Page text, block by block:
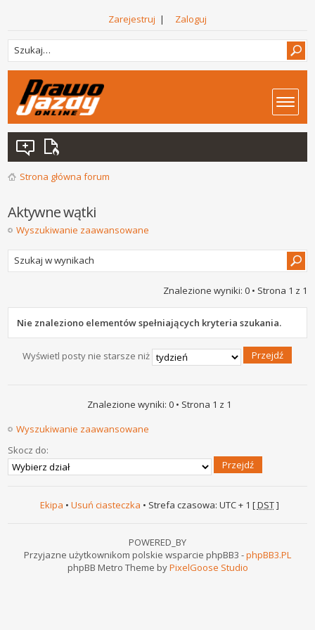
Zarejestruj | Zaloguj
Strona główna forum
Aktywne wątki
Wyszukiwanie zaawansowane
Znalezione wyniki: 0 • Strona 1 z 1
Nie znaleziono elementów spełniających kryteria szukania.
Wyświetl posty nie starsze niż
Znalezione wyniki: 0 • Strona 1 z 1
Wyszukiwanie zaawansowane
Skocz do:
Ekipa • Usuń ciasteczka • Strefa czasowa: UTC + 1 [DST]
POWERED_BY
Przyjazne użytkownikom polskie wsparcie phpBB3 -phpBB3.PL
phpBB Metro Theme byPixelGoose Studio